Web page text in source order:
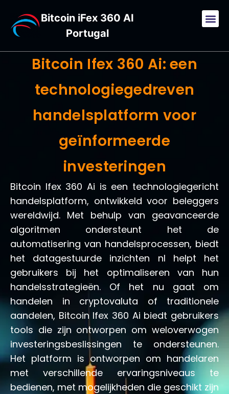
Bitcoin iFex 360 AI
Portugal
Bitcoin Ifex 360 Ai: een
technologiegedreven
handelsplatform voor
geïnformeerde
investeringen
Bitcoin Ifex 360 Ai is een technologiegericht
handelsplatform, ontwikkeld voor beleggers
wereldwijd. Met behulp van geavanceerde
algoritmen ondersteunt het de
automatisering van handelsprocessen, biedt
het datagestuurde inzichten nl helpt het
gebruikers bij het optimaliseren van hun
handelsstrategieën. Of het nu gaat om
handelen in cryptovaluta of traditionele
aandelen, Bitcoin Ifex 360 Ai biedt gebruikers
tools die zijn ontworpen om weloverwogen
investeringsbeslissingen te ondersteunen.
Het platform is ontworpen om handelaren
met verschillende ervaringsniveaus te
bedienen, met mogelijkheden die geschikt zijn